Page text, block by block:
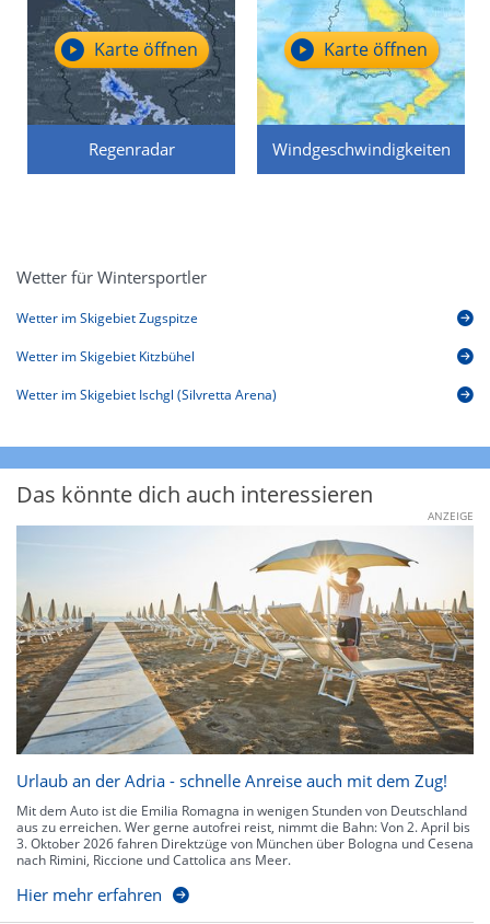
Regenradar
Karte öffnen
Windgeschwindigkeiten
Karte öffnen
Wetter für Wintersportler
Wetter im Skigebiet Zugspitze
Wetter im Skigebiet Kitzbühel
Wetter im Skigebiet Ischgl (Silvretta Arena)
Das könnte dich auch interessieren
ANZEIGE
Urlaub an der Adria - schnelle Anreise auch mit dem Zug!
Mit dem Auto ist die Emilia Romagna in wenigen Stunden von Deutschland
aus zu erreichen. Wer gerne autofrei reist, nimmt die Bahn: Von 2. April bis
3. Oktober 2026 fahren Direktzüge von München über Bologna und Cesena
nach Rimini, Riccione und Cattolica ans Meer.
Hier mehr erfahren